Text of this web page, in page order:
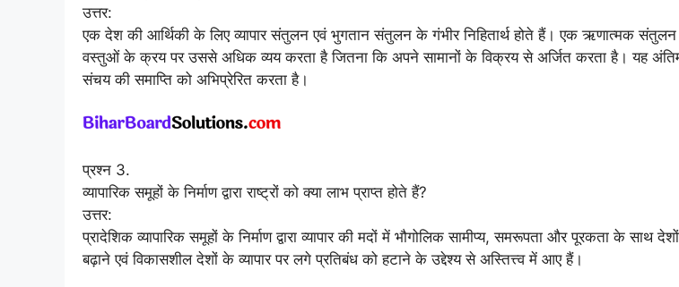
उत्तर:
एक देश की आर्थिकी के लिए व्यापार संतुलन एवं भुगतान संतुलन के गंभीर निहितार्थ होते हैं। एक ऋणात्मक
वस्तुओं के क्रय पर उससे अधिक व्यय करता है जितना कि अपने सामानों के विक्रय से अर्जित करता है। यह
संचय की समाप्ति को अभिप्रेरित करता है।
प्रश्न 3.
व्यापारिक समूहों के निर्माण द्वारा राष्ट्रों को क्या लाभ प्राप्त होते हैं?
उत्तर:
प्रादेशिक व्यापारिक समूहों के निर्माण द्वारा व्यापार की मदों में भौगोलिक सामीप्य, समरूपता और पूरकता के साथ
बढ़ाने एवं विकासशील देशों के व्यापार पर लगे प्रतिबंध को हटाने के उद्देश्य से अस्तित्त्व में आए हैं।